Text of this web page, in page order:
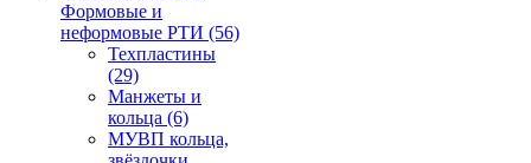
Формовые и
неформовые РТИ (56)
Техпластины
(29)
Манжеты и
кольца (6)
МУВП кольца,